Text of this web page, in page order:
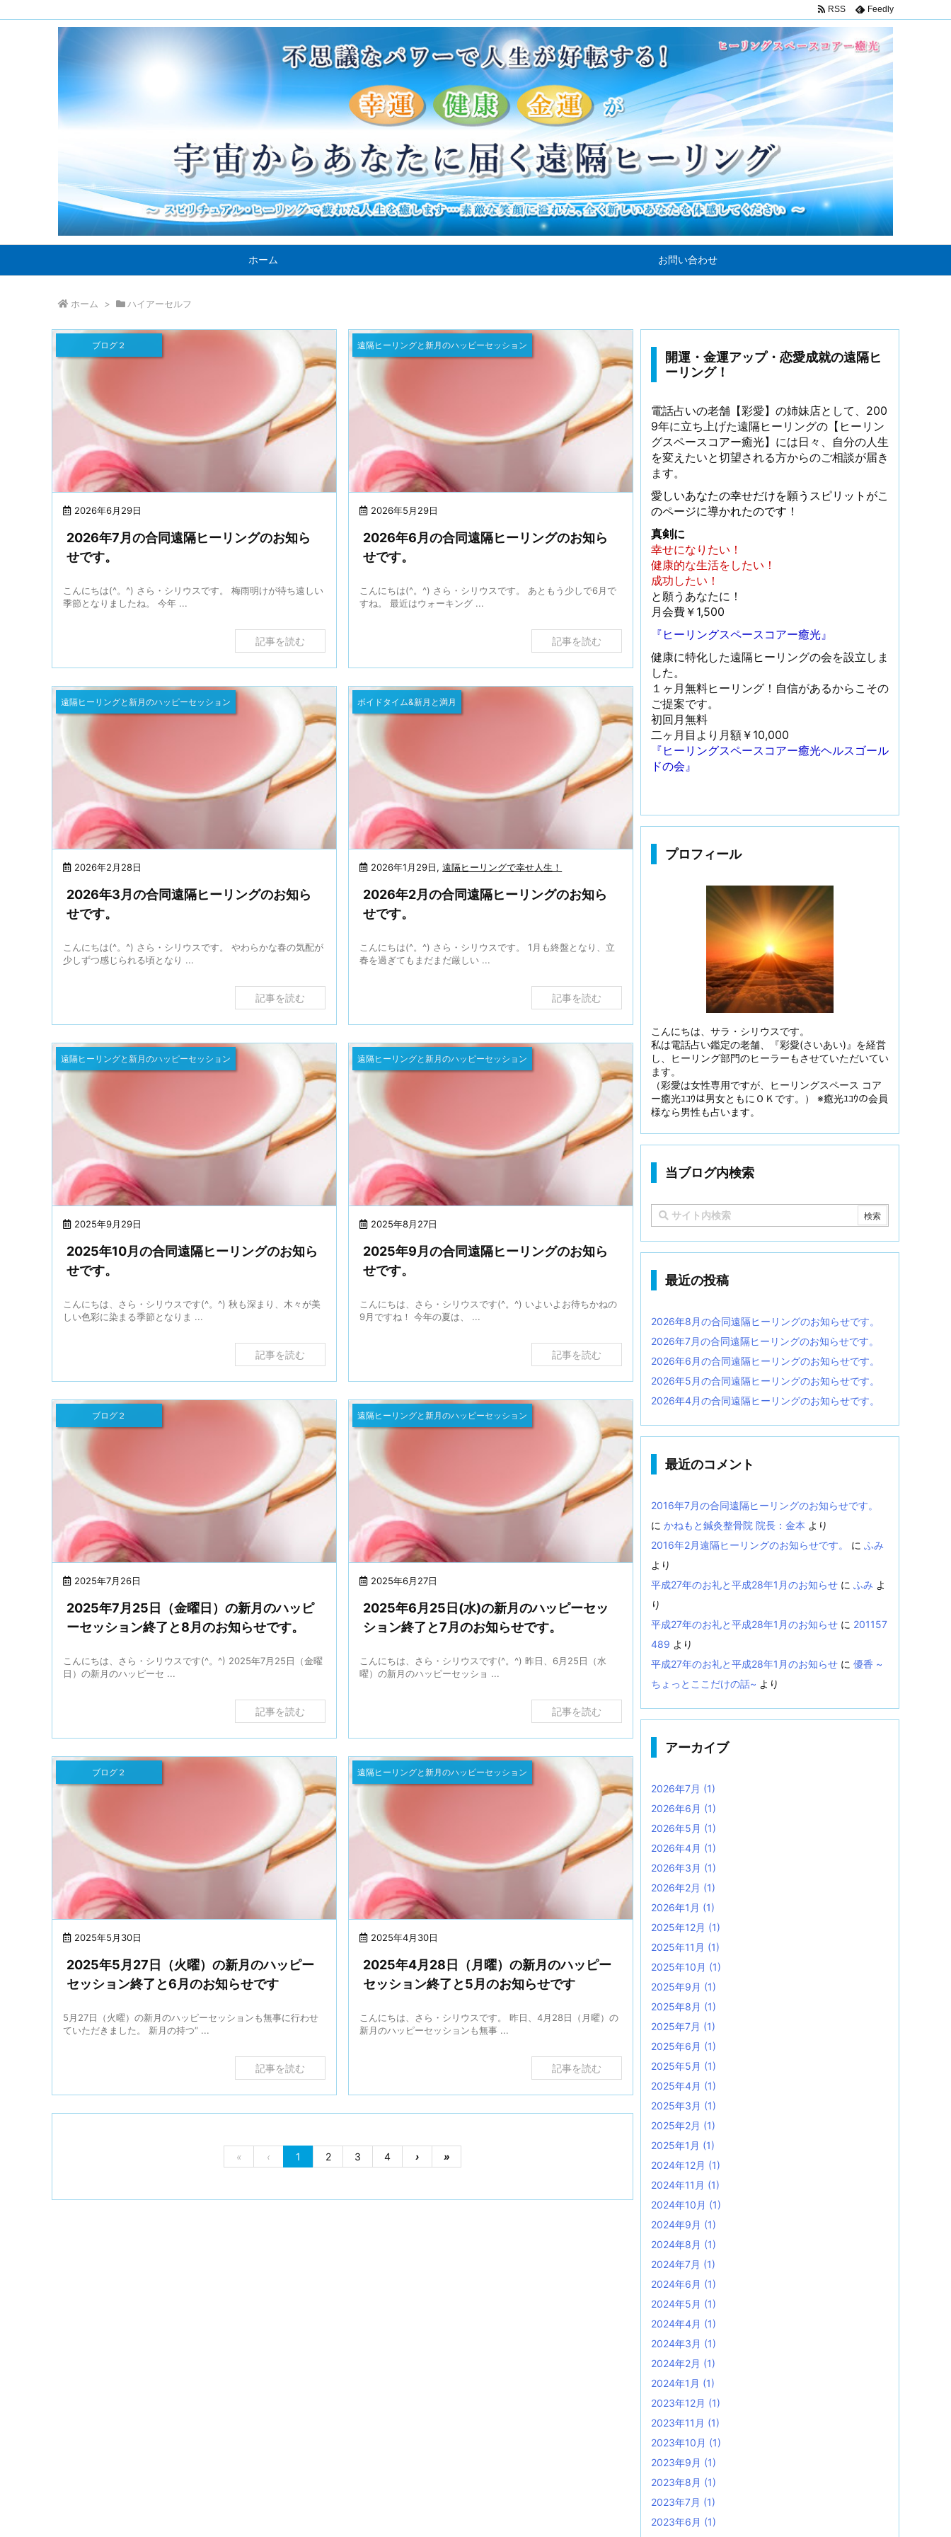
ホーム お問い合わせ
RSS Feedly
ホーム > ハイアーセルフ
2026年6月29日
ブログ２
2026年7月の合同遠隔ヒーリングのお知ら
せです。
こんにちは(^。^) さら・シリウスです。 梅雨明けが待ち遠しい
季節となりましたね。 今年 ...
記事を読む
2026年5月29日
遠隔ヒーリングと新月のハッピーセッション
2026年6月の合同遠隔ヒーリングのお知ら
せです。
こんにちは(^。^) さら・シリウスです。 あともう少しで6月で
すね。 最近はウォーキング ...
記事を読む
2026年2月28日
遠隔ヒーリングと新月のハッピーセッション
2026年3月の合同遠隔ヒーリングのお知ら
せです。
こんにちは(^。^) さら・シリウスです。 やわらかな春の気配が
少しずつ感じられる頃となり ...
記事を読む
2026年1月29日
ボイドタイム&新月と満月
,遠隔ヒーリングで幸せ人生！
2026年2月の合同遠隔ヒーリングのお知ら
せです。
こんにちは(^。^) さら・シリウスです。 1月も終盤となり、立
春を過ぎてもまだまだ厳しい ...
記事を読む
2025年9月29日
遠隔ヒーリングと新月のハッピーセッション
2025年10月の合同遠隔ヒーリングのお知ら
せです。
こんにちは、さら・シリウスです(^。^) 秋も深まり、木々が美
しい色彩に染まる季節となりま ...
記事を読む
2025年8月27日
遠隔ヒーリングと新月のハッピーセッション
2025年9月の合同遠隔ヒーリングのお知ら
せです。
こんにちは、さら・シリウスです(^。^) いよいよお待ちかねの
9月ですね！ 今年の夏は、 ...
記事を読む
2025年7月26日
ブログ２
2025年7月25日（金曜日）の新月のハッピ
ーセッション終了と8月のお知らせです。
こんにちは、さら・シリウスです(^。^) 2025年7月25日（金曜
日）の新月のハッピーセ ...
記事を読む
2025年6月27日
遠隔ヒーリングと新月のハッピーセッション
2025年6月25日(水)の新月のハッピーセッ
ション終了と7月のお知らせです。
こんにちは、さら・シリウスです(^。^) 昨日、6月25日（水
曜）の新月のハッピーセッショ ...
記事を読む
2025年5月30日
ブログ２
2025年5月27日（火曜）の新月のハッピー
セッション終了と6月のお知らせです
5月27日（火曜）の新月のハッピーセッションも無事に行わせ
ていただきました。 新月の持つ“ ...
記事を読む
2025年4月30日
遠隔ヒーリングと新月のハッピーセッション
2025年4月28日（月曜）の新月のハッピー
セッション終了と5月のお知らせです
こんにちは、さら・シリウスです。 昨日、4月28日（月曜）の
新月のハッピーセッションも無事 ...
記事を読む
« ‹ 1 2 3 4 › »
開運・金運アップ・恋愛成就の遠隔ヒ
ーリング！
電話占いの老舗【彩愛】の姉妹店として、200
9年に立ち上げた遠隔ヒーリングの【ヒーリン
グスペースコアー癒光】には日々、自分の人生
を変えたいと切望される方からのご相談が届き
ます。
愛しいあなたの幸せだけを願うスピリットがこ
のページに導かれたのです！
真剣に
幸せになりたい！
健康的な生活をしたい！
成功したい！
と願うあなたに！
月会費￥1,500
『ヒーリングスペースコアー癒光』
健康に特化した遠隔ヒーリングの会を設立しま
した。
１ヶ月無料ヒーリング！自信があるからこその
ご提案です。
初回月無料
二ヶ月目より月額￥10,000
『ヒーリングスペースコアー癒光ヘルスゴール
ドの会』
プロフィール
こんにちは、サラ・シリウスです。
私は電話占い鑑定の老舗、『彩愛(さいあい)』を経営
し、ヒーリング部門のヒーラーもさせていただいてい
ます。
（彩愛は女性専用ですが、ヒーリングスペース コア
ー癒光ﾕｺｳは男女ともにＯＫです。） ※癒光ﾕｺｳの会員
様なら男性も占います。
当ブログ内検索
最近の投稿
2026年8月の合同遠隔ヒーリングのお知らせです。
2026年7月の合同遠隔ヒーリングのお知らせです。
2026年6月の合同遠隔ヒーリングのお知らせです。
2026年5月の合同遠隔ヒーリングのお知らせです。
2026年4月の合同遠隔ヒーリングのお知らせです。
最近のコメント
2016年7月の合同遠隔ヒーリングのお知らせです。
に かねもと鍼灸整骨院 院長：金本 より
2016年2月遠隔ヒーリングのお知らせです。
に ふみ
より
平成27年のお礼と平成28年1月のお知らせ に ふみ よ
り
平成27年のお礼と平成28年1月のお知らせ に 201157
489 より
平成27年のお礼と平成28年1月のお知らせ に 優香 ~
ちょっとここだけの話~ より
アーカイブ
2026年7月 (1)
2026年6月 (1)
2026年5月 (1)
2026年4月 (1)
2026年3月 (1)
2026年2月 (1)
2026年1月 (1)
2025年12月 (1)
2025年11月 (1)
2025年10月 (1)
2025年9月 (1)
2025年8月 (1)
2025年7月 (1)
2025年6月 (1)
2025年5月 (1)
2025年4月 (1)
2025年3月 (1)
2025年2月 (1)
2025年1月 (1)
2024年12月 (1)
2024年11月 (1)
2024年10月 (1)
2024年9月 (1)
2024年8月 (1)
2024年7月 (1)
2024年6月 (1)
2024年5月 (1)
2024年4月 (1)
2024年3月 (1)
2024年2月 (1)
2024年1月 (1)
2023年12月 (1)
2023年11月 (1)
2023年10月 (1)
2023年9月 (1)
2023年8月 (1)
2023年7月 (1)
2023年6月 (1)